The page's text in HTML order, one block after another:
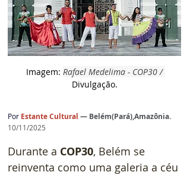
Imagem: Rafael Medelima - COP30 /
Divulgação.
Por Estante Cultural — Belém(Pará),Amazônia.
10/11/2025
Durante a COP30, Belém se
reinventa como uma galeria a céu